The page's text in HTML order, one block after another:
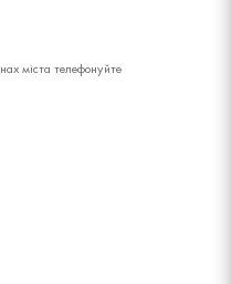
міста телефонуйте